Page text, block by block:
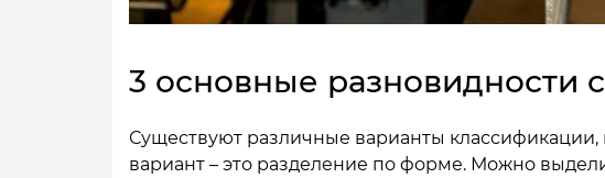
3 основные разновидности
Существуют различные варианты
вариант – это разделение по форме. Можно